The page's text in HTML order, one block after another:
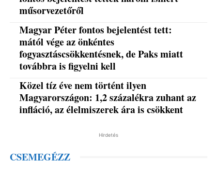
műsorvezetőről
Magyar Péter fontos bejelentést tett:
mától vége az önkéntes
fogyasztáscsökkentésnek, de Paks miatt
továbbra is figyelni kell
Közel tíz éve nem történt ilyen
Magyarországon: 1,2 százalékra zuhant az
infláció, az élelmiszerek ára is csökkent
Hirdetés
CSEMEGÉZZ